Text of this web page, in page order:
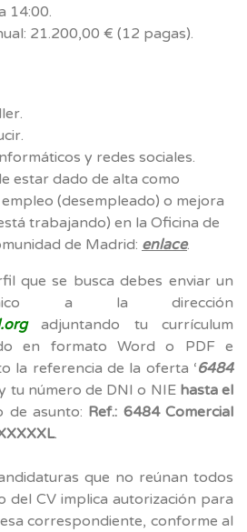
14:00.
21.200,00 € (12 pagas).
y redes sociales.
estar dado de alta como
(desempleado) o mejora
trabajando) en la Oficina de
de Madrid: enlace.
que se busca debes enviar un
a la dirección
adjuntando tu currículum
en formato Word o PDF e
la referencia de la oferta ‘6484
y tu número de DNI o NIE hasta el
de asunto: Ref.: 6484 Comercial
.
que no reúnan todos
del CV implica autorización para
correspondiente, conforme al